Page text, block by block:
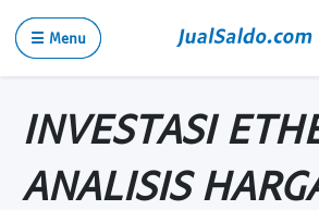
☰ Menu
INVESTASI
ANALISIS